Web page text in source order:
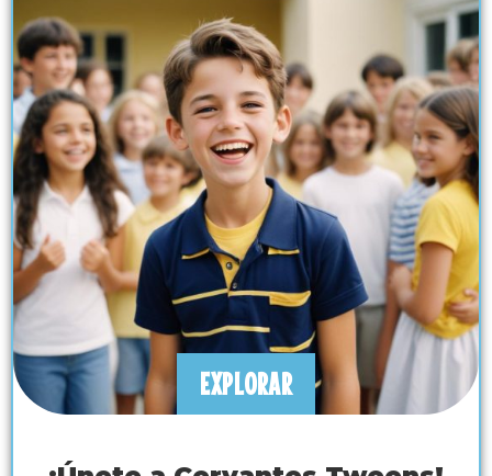
EXPLORAR